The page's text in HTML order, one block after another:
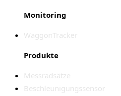
Monitoring
WaggonTracker
Produkte
Messradsätze
Beschleunigungssensor